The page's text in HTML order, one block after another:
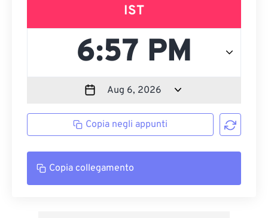
IST
Copia negli appunti
Copia collegamento